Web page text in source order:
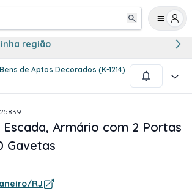
região
de Aptos Decorados (K-1214)
25839
Armário com 2 Portas
Gavetas
RJ